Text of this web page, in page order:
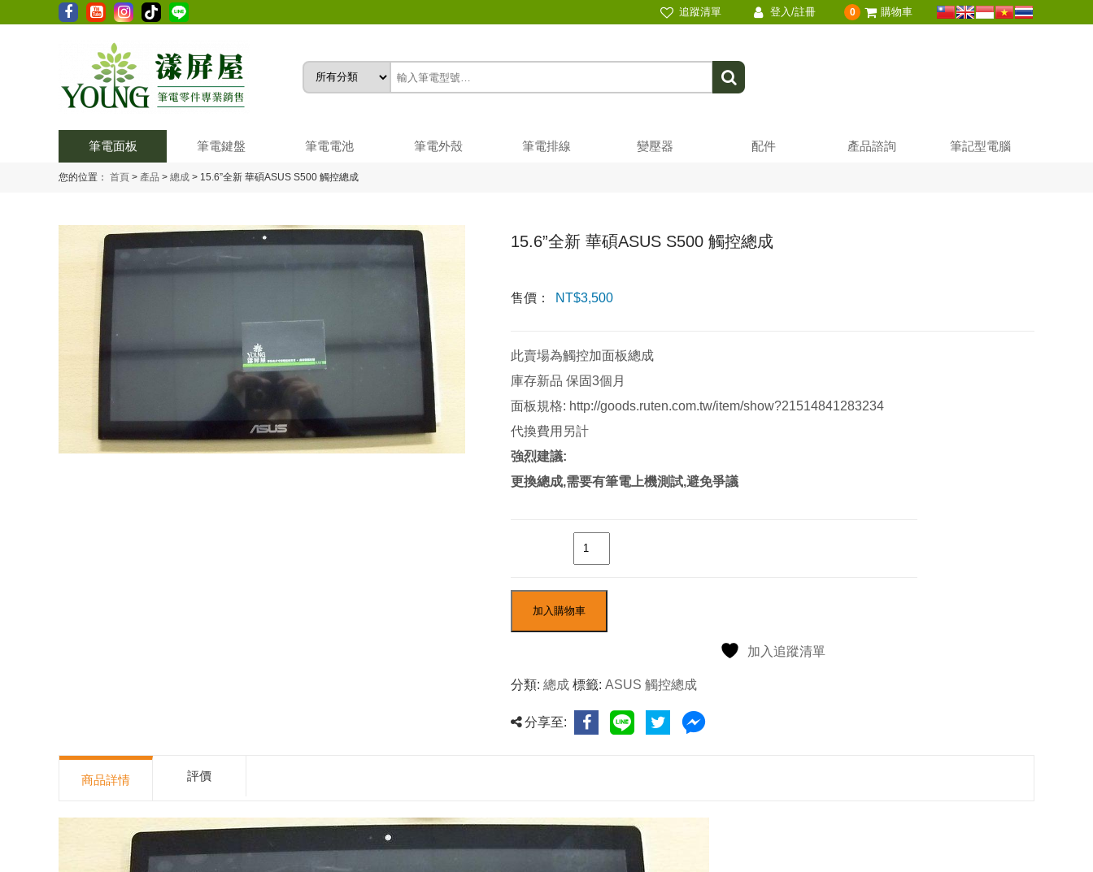
追蹤清單 登入/註冊 0 購物車
筆電面板 筆電鍵盤 筆電電池 筆電外殼 筆電排線 變壓器 配件 產品諮詢 筆記型電腦
您的位置： 首頁 > 產品 > 總成 > 15.6”全新 華碩ASUS S500 觸控總成
15.6”全新 華碩ASUS S500 觸控總成
售價： NT$3,500
此賣場為觸控加面板總成
庫存新品 保固3個月
面板規格: http://goods.ruten.com.tw/item/show?21514841283234
代換費用另計
強烈建議:
更換總成,需要有筆電上機測試,避免爭議
加入購物車
加入追蹤清單
分類:總成 標籤:ASUS 觸控總成
分享至:
商品詳情 評價